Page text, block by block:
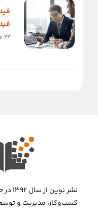
22 مهر 1403
نشر
کسب‌وکار، مدیریت و